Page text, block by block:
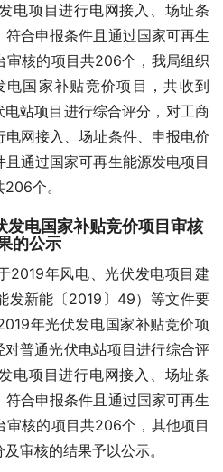
电项目进行电网接入、场址条
合申报条件且通过国家可再生
审核的项目共206个，我局组织
国家补贴竞价项目，共收到
站项目进行综合评分，对工商
网接入、场址条件、申报电价
通过国家可再生能源发电项目
个。
电国家补贴竞价项目审核
的公示
2019年风电、光伏发电项目建
发新能〔2019〕49）等文件要
年光伏发电国家补贴竞价项
普通光伏电站项目进行综合评
电项目进行电网接入、场址条
合申报条件且通过国家可再生
审核的项目共206个，其他项目
审核的结果予以公示。